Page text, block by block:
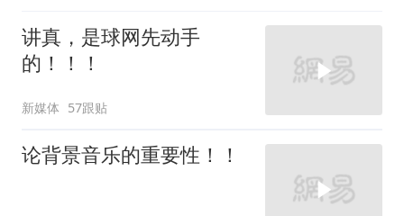
讲真，是球网先动手
的！！！
新媒体 57跟贴
论背景音乐的重要性！！